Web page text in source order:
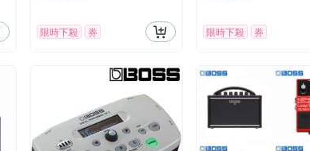
限時下殺 券 限時下殺 券